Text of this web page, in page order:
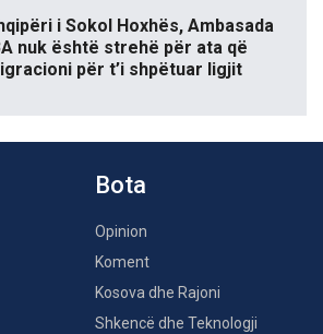
i Sokol Hoxhës, Ambasada
nuk është strehë për ata që
për t’i shpëtuar ligjit
Bota
Opinion
Koment
Kosova dhe Rajoni
Shkencë dhe Teknologji